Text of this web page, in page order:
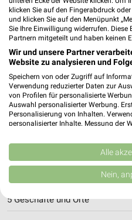
✔Standortgenaue
✔Folge deinem
✔Push-
✔Einkaufsliste -
JETZT
Weitere REWE
5 Geschäfte und Orte
klicken Sie auf den Fingerabdruck
und klicken Sie auf den Menüpunkt
Sie Ihre Einwilligung widerrufen. Diese
Partnern mitgeteilt und haben keinen
Wir und unsere Partner
Website zu analysieren und
Speichern von oder Zugriff auf
Verwendung reduzierter Daten zur
von Profilen für personalisierte
Auswahl personalisierter Werbung.
Personalisierung von Inhalten.
personalisierter Inhalte. Messung der
Kombinationen von Daten aus
Verbesserung der Angebote.
von Inhalten.
Daten können außerhalb der
Website/App.
Alle
Nein,